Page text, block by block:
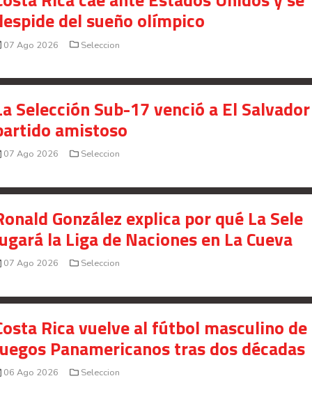
del sueño olímpico
07 Ago 2026 Seleccion
Selección Sub-17 venció a El
amistoso
07 Ago 2026 Seleccion
González explica por qué La Sele
la Liga de Naciones en La Cueva
07 Ago 2026 Seleccion
Rica vuelve al fútbol masculino
Panamericanos tras dos décadas
06 Ago 2026 Seleccion